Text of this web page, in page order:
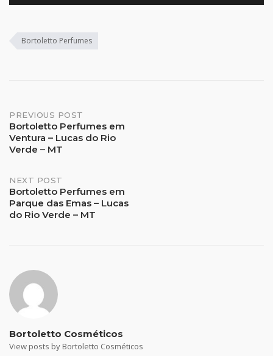
Bortoletto Perfumes
Post
navigation
PREVIOUS POST
Bortoletto Perfumes em
Ventura – Lucas do Rio
Verde – MT
NEXT POST
Bortoletto Perfumes em
Parque das Emas – Lucas
do Rio Verde – MT
Bortoletto Cosméticos
View posts by Bortoletto Cosméticos